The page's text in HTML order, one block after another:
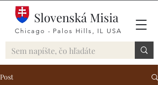
Slovenská Misia
Chicago - Palos Hills, IL USA
Post